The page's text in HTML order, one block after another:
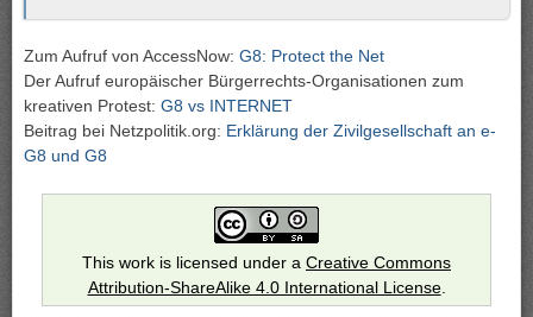
Zum Aufruf von AccessNow: G8: Protect the Net
Der Aufruf europäischer Bürgerrechts-Organisationen zum
kreativen Protest: G8 vs INTERNET
Beitrag bei Netzpolitik.org: Erklärung der Zivilgesellschaft an e-
G8 und G8
This work is licensed under a Creative Commons
Attribution-ShareAlike 4.0 International License.